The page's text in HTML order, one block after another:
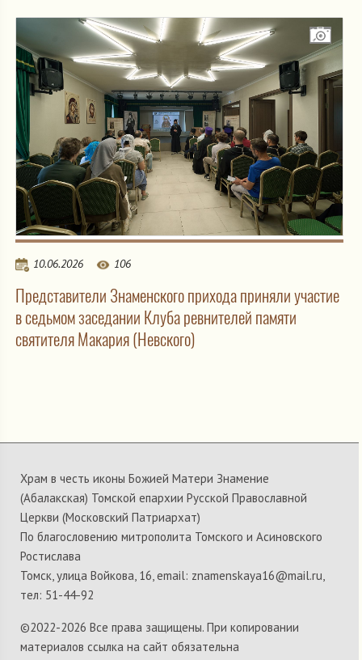
10.06.2026 106
Представители Знаменского прихода приняли участие
в седьмом заседании Клуба ревнителей памяти
святителя Макария (Невского)
Храм в честь иконы Божией Матери Знамение
(Абалакская) Томской епархии Русской Православной
Церкви (Московский Патриархат)
По благословению митрополита Томского и Асиновского
Ростислава
Томск, улица Войкова, 16, email: znamenskaya16@mail.ru,
тел: 51-44-92
©2022-2026 Все права защищены. При копировании
материалов ссылка на сайт обязательна